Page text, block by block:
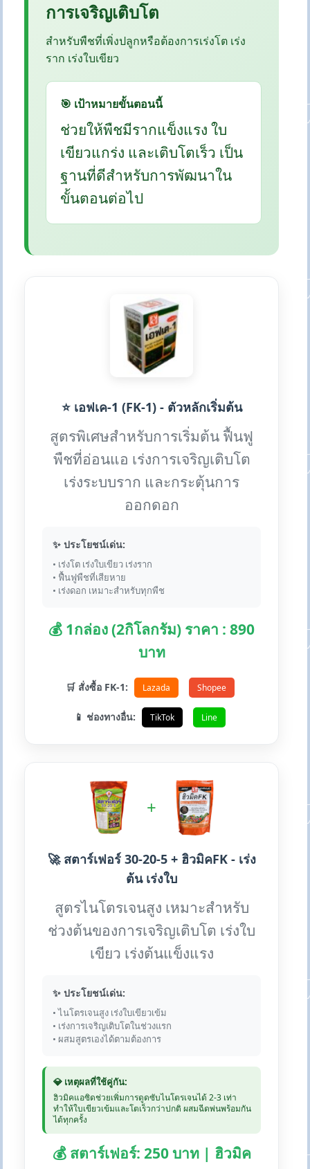
การเจริญเติบโต
สำหรับพืชที่เพิ่งปลูกหรือต้องการเร่งโต เร่ง
ราก เร่งใบเขียว
🎯 เป้าหมายขั้นตอนนี้
ช่วยให้พืชมีรากแข็งแรง ใบ
เขียวแกร่ง และเติบโตเร็ว เป็น
ฐานที่ดีสำหรับการพัฒนาใน
ขั้นตอนต่อไป
⭐ เอฟเค-1 (FK-1) - ตัวหลักเริ่มต้น
สูตรพิเศษสำหรับการเริ่มต้น ฟื้นฟู
พืชที่อ่อนแอ เร่งการเจริญเติบโต
เร่งระบบราก และกระตุ้นการ
ออกดอก
✨ ประโยชน์เด่น:
• เร่งโต เร่งใบเขียว เร่งราก
• ฟื้นฟูพืชที่เสียหาย
• เร่งดอก เหมาะสำหรับทุกพืช
💰 1กล่อง (2กิโลกรัม) ราคา : 890
บาท
🛒 สั่งซื้อ FK-1: Lazada Shopee
📱 ช่องทางอื่น: TikTok Line
+
🚀 สตาร์เฟอร์ 30-20-5 + ฮิวมิคFK - เร่ง
ต้น เร่งใบ
สูตรไนโตรเจนสูง เหมาะสำหรับ
ช่วงต้นของการเจริญเติบโต เร่งใบ
เขียว เร่งต้นแข็งแรง
✨ ประโยชน์เด่น:
• ไนโตรเจนสูง เร่งใบเขียวเข้ม
• เร่งการเจริญเติบโตในช่วงแรก
• ผสมสูตรเองได้ตามต้องการ
💎 เหตุผลที่ใช้คู่กัน:
ฮิวมิคแอซิดช่วยเพิ่มการดูดซับไนโตรเจนได้ 2-3 เท่า
ทำให้ใบเขียวเข้มและโตเร็วกว่าปกติ ผสมฉีดพ่นพร้อมกัน
ได้ทุกครั้ง
💰 สตาร์เฟอร์: 250 บาท | ฮิวมิค